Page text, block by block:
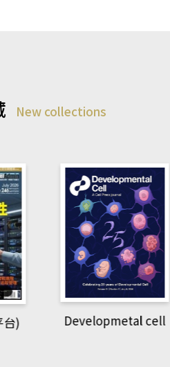
New collections
) Developmetal cell